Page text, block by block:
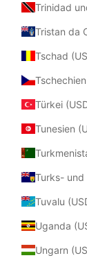
Trinidad
Tristan da
Tschad
Türkei
Tunesien
Turks- und
Tuvalu
Uganda
Ungarn